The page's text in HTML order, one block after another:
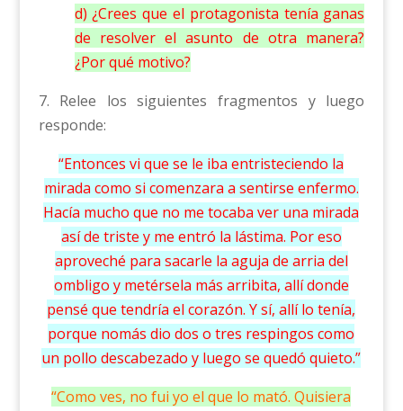
d) ¿Crees que el protagonista tenía ganas
de resolver el asunto de otra manera?
¿Por qué motivo?
7. Relee los siguientes fragmentos y luego
responde:
“Entonces vi que se le iba entristeciendo la
mirada como si comenzara a sentirse enfermo.
Hacía mucho que no me tocaba ver una mirada
así de triste y me entró la lástima. Por eso
aproveché para sacarle la aguja de arria del
ombligo y metérsela más arribita, allí donde
pensé que tendría el corazón. Y sí, allí lo tenía,
porque nomás dio dos o tres respingos como
un pollo descabezado y luego se quedó quieto.”
“Como ves, no fui yo el que lo mató. Quisiera